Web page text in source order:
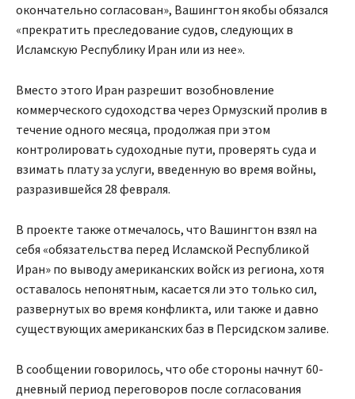
окончательно согласован», Вашингтон якобы обязался
«прекратить преследование судов, следующих в
Исламскую Республику Иран или из нее».
Вместо этого Иран разрешит возобновление
коммерческого судоходства через Ормузский пролив в
течение одного месяца, продолжая при этом
контролировать судоходные пути, проверять суда и
взимать плату за услуги, введенную во время войны,
разразившейся 28 февраля.
В проекте также отмечалось, что Вашингтон взял на
себя «обязательства перед Исламской Республикой
Иран» по выводу американских войск из региона, хотя
оставалось непонятным, касается ли это только сил,
развернутых во время конфликта, или также и давно
существующих американских баз в Персидском заливе.
В сообщении говорилось, что обе стороны начнут 60-
дневный период переговоров после согласования